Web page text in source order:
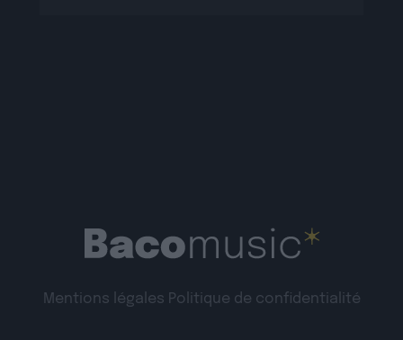
Mentions légales Politique de confidentialité